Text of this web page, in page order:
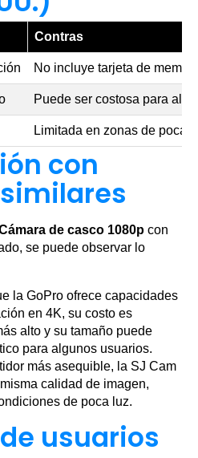
Contras
No incluye tarjeta de
Puede ser costosa para
Limitada en zonas de poca
con
de casco 1080p con
se puede observar lo
la GoPro ofrece capacidades
en 4K, su costo es
alto y su tamaño puede
para algunos usuarios.
más asequible, la SJ Cam
calidad de imagen,
de poca luz.
usuarios